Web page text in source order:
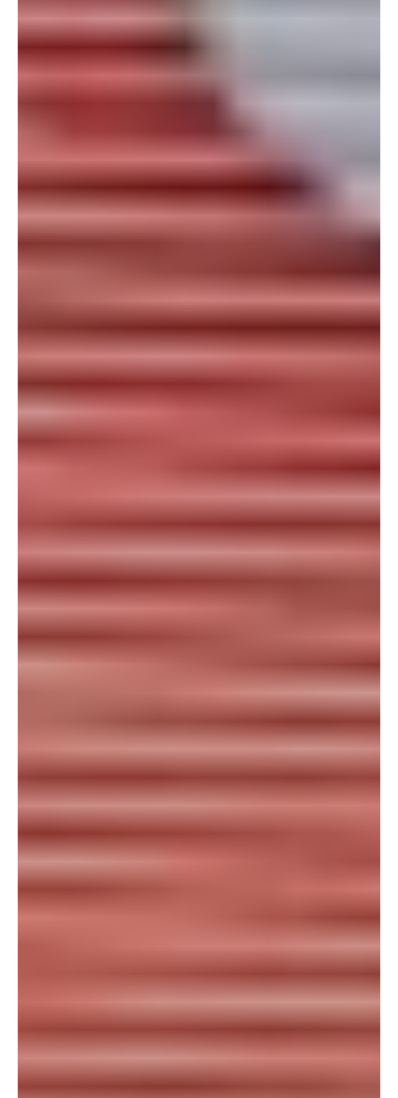
Termine nach
telefonischer
Vereinbarung:
Jetzt zur Kontaktseite